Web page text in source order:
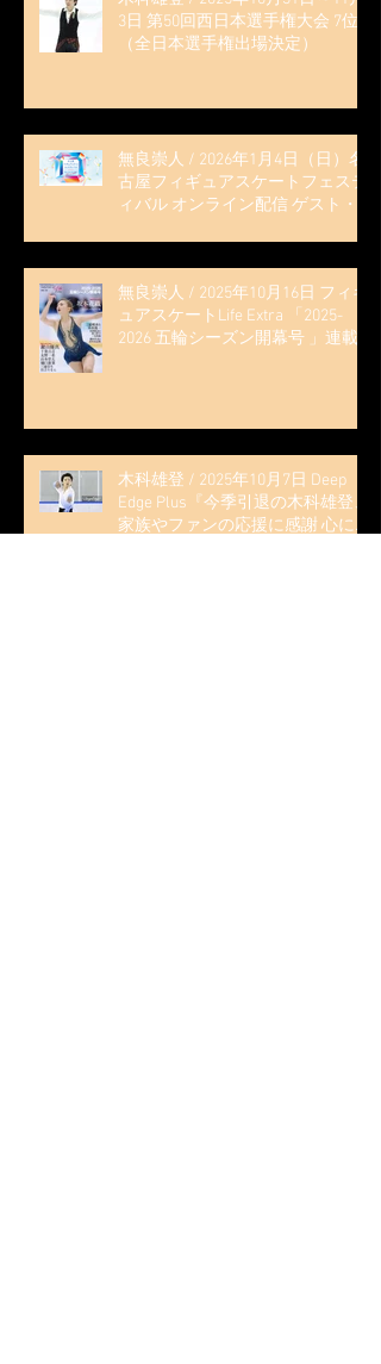
3日 第50回西日本選手権大会 7位
（全日本選手権出場決定）
無良崇人 / 2026年1月4日（日）名
古屋フィギュアスケートフェステ
ィバル オンライン配信 ゲスト・
無良崇人 / 2025年10月16日 フィギ
ュアスケートLife Extra 「2025-
2026 五輪シーズン開幕号 」連載
木科雄登 / 2025年10月7日 Deep
Edge Plus『今季引退の木科雄登、
家族やファンの応援に感謝 心に響